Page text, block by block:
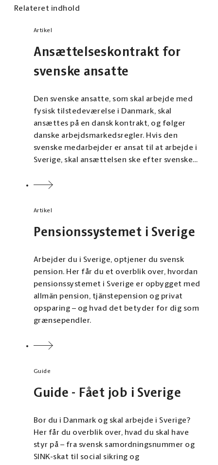
Relateret indhold
Artikel
Ansættelseskontrakt for
svenske ansatte
Den svenske ansatte, som skal arbejde med
fysisk tilstedeværelse i Danmark, skal
ansættes på en dansk kontrakt, og følger
danske arbejdsmarkedsregler. Hvis den
svenske medarbejder er ansat til at arbejde i
Sverige, skal ansættelsen ske efter svenske
Artikel
Pensionssystemet i Sverige
Arbejder du i Sverige, optjener du svensk
pension. Her får du et overblik over, hvordan
pensionssystemet i Sverige er opbygget med
allmän pension, tjänstepension og privat
opsparing – og hvad det betyder for dig som
grænsependler.
Guide
Guide - Fået job i Sverige
Bor du i Danmark og skal arbejde i Sverige?
Her får du overblik over, hvad du skal have
styr på – fra svensk samordningsnummer og
SINK-skat til social sikring og